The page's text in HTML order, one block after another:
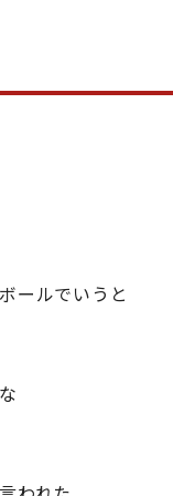
ールでいうと